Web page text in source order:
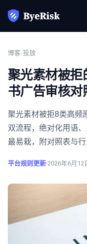
博客/投放
聚光素材被拒
书广告审核对
聚光素材被拒8类高频
双流程，绝对化用语
最易栽，附对照表与
平台规则更新 2026年6月12